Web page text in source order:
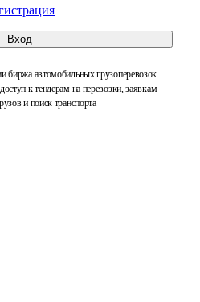
Вход
автомобильных грузоперевозок.
к тендерам на перевозки, заявкам
и поиск транспорта